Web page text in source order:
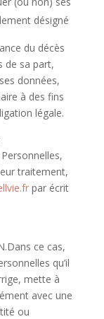
désigné
du décès
de sa part,
données,
à des fins
légale.
traitement,
par écrit
ce cas,
qu’il
mette à
avec une
ou